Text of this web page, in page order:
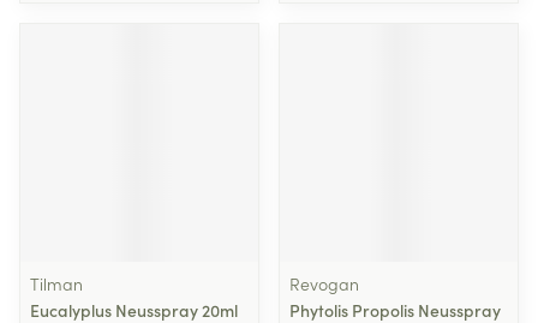
Tilman
Eucalyplus Neusspray 20ml
Revogan
Phytolis Propolis Neusspray